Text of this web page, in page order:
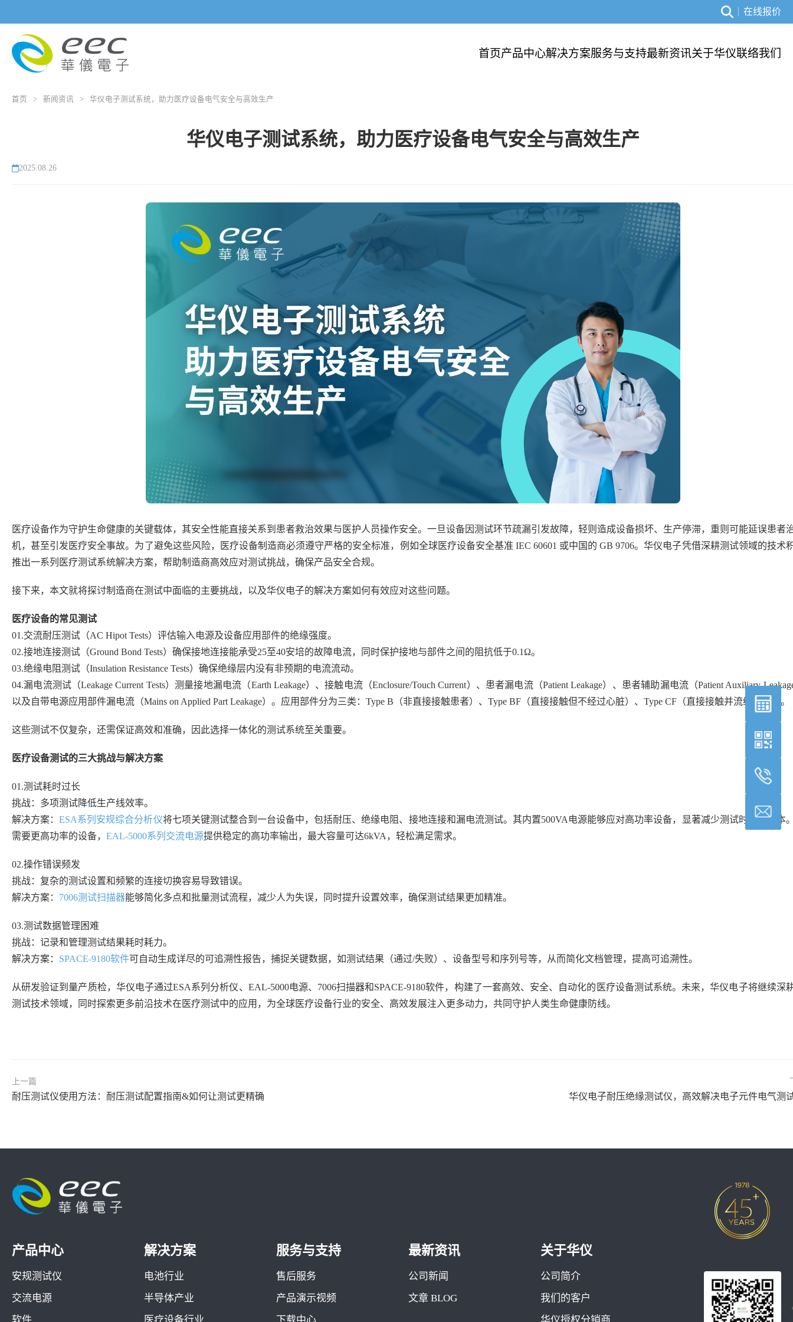
在线报价
首页产品中心解决方案服务与支持最新资讯关于华仪联络我们
首页 > 新闻资讯 > 华仪电子测试系统，助力医疗设备电气安全与高效生产
华仪电子测试系统，助力医疗设备电气安全与高效生产
2025.08.26
医疗设备作为守护生命健康的关键载体，其安全性能直接关系到患者救治效果与医护人员操作安全。一旦设备因测试环节疏漏引发故障，轻则造成设备损坏、生产停滞，重则可能延误患者
机，甚至引发医疗安全事故。为了避免这些风险，医疗设备制造商必须遵守严格的安全标准，例如全球医疗设备安全基准 IEC 60601 或中国的 GB 9706。华仪电子凭借深耕测试领域的技术
推出一系列医疗测试系统解决方案，帮助制造商高效应对测试挑战，确保产品安全合规。
接下来，本文就将探讨制造商在测试中面临的主要挑战，以及华仪电子的解决方案如何有效应对这些问题。
医疗设备的常见测试
01.交流耐压测试（AC Hipot Tests）评估输入电源及设备应用部件的绝缘强度。
02.接地连接测试（Ground Bond Tests）确保接地连接能承受25至40安培的故障电流，同时保护接地与部件之间的阻抗低于0.1Ω。
03.绝缘电阻测试（Insulation Resistance Tests）确保绝缘层内没有非预期的电流流动。
04.漏电流测试（Leakage Current Tests）测量接地漏电流（Earth Leakage）、接触电流（Enclosure/Touch Current）、患者漏电流（Patient Leakage）、患者辅助漏电流（Patient Auxiliary
以及自带电源应用部件漏电流（Mains on Applied Part Leakage）。应用部件分为三类：Type B（非直接接触患者）、Type BF（直接接触但不经过心脏）、Type CF（直接接触并流经心脏）。
这些测试不仅复杂，还需保证高效和准确，因此选择一体化的测试系统至关重要。
医疗设备测试的三大挑战与解决方案
01.测试耗时过长
挑战：多项测试降低生产线效率。
解决方案：ESA系列安规综合分析仪将七项关键测试整合到一台设备中，包括耐压、绝缘电阻、接地连接和漏电流测试。其内置500VA电源能够应对高功率设备，显著减少测试时间和成本
需要更高功率的设备， EAL-5000系列交流电源提供稳定的高功率输出，最大容量可达6kVA，轻松满足需求。
02.操作错误频发
挑战：复杂的测试设置和频繁的连接切换容易导致错误。
解决方案： 7006测试扫描器能够简化多点和批量测试流程，减少人为失误，同时提升设置效率，确保测试结果更加精准。
03.测试数据管理困难
挑战：记录和管理测试结果耗时耗力。
解决方案： SPACE-9180软件可自动生成详尽的可追溯性报告，捕捉关键数据，如测试结果（通过/失败）、设备型号和序列号等，从而简化文档管理，提高可追溯性。
从研发验证到量产质检，华仪电子通过ESA系列分析仪、EAL-5000电源、7006扫描器和SPACE-9180软件，构建了一套高效、安全、自动化的医疗设备测试系统。未来，华仪电子将继续深
测试技术领域，同时探索更多前沿技术在医疗测试中的应用，为全球医疗设备行业的安全、高效发展注入更多动力，共同守护人类生命健康防线。
上一篇
耐压测试仪使用方法：耐压测试配置指南&如何让测试更精确 华仪电子耐压绝缘测试仪，高效解决电子元件电气测
产品中心
安规测试仪
交流电源
解决方案
电池行业
半导体产业
服务与支持
售后服务
产品演示视频
最新资讯
公司新闻
文章 BLOG
关于华仪
公司简介
我们的客户